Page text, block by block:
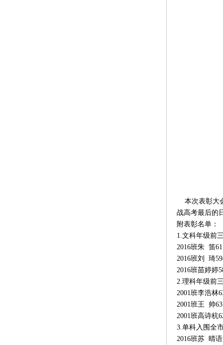
本次表彰大
战高考最后的
附表彰名单：
1.文科年级前
2016班朱 笛
2016班刘 琦
2016班苗婷婷
2.理科年级前
2001班李浩林
2001班王 帅
2001班高诗杭
3.单科入围全
2016班苏 晴